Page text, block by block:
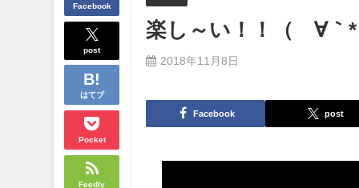
Facebook
post
はてブ
Pocket
Feedly
楽し～い！！（´∀｀*
2018年11月8日
Facebook post